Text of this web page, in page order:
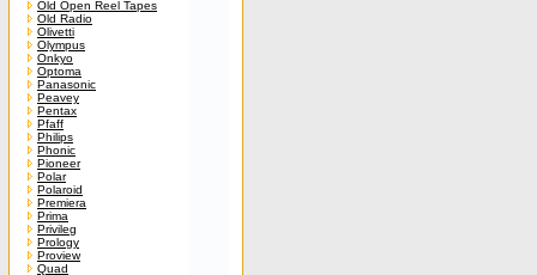
Old Open Reel Tapes
Old Radio
Olivetti
Olympus
Onkyo
Optoma
Panasonic
Peavey
Pentax
Pfaff
Philips
Phonic
Pioneer
Polar
Polaroid
Premiera
Prima
Privileg
Prology
Proview
Quad